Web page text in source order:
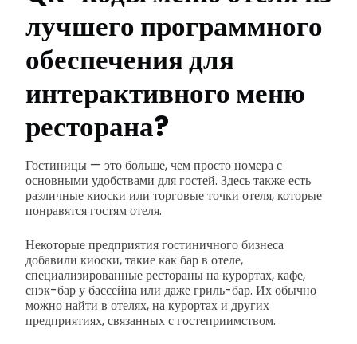
лучшего программного
обеспечения для
интерактивного меню
ресторана?
Гостиницы — это больше, чем просто номера с
основными удобствами для гостей. Здесь также есть
различные киоски или торговые точки отеля, которые
понравятся гостям отеля.
Некоторые предприятия гостиничного бизнеса
добавили киоски, такие как бар в отеле,
специализированные рестораны на курортах, кафе,
снэк-бар у бассейна или даже гриль-бар. Их обычно
можно найти в отелях, на курортах и других
предприятиях, связанных с гостеприимством.